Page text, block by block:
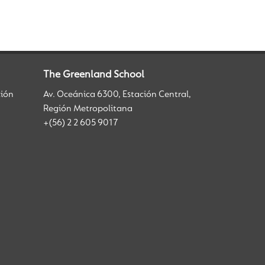
The Greenland School
Av. Oceánica 6300, Estación Central,
Región Metropolitana
+(56) 2 2 605 9017